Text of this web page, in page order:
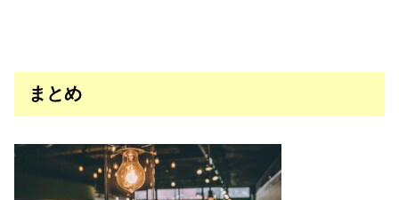
まとめ